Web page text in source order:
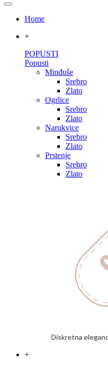
Home
+
POPUSTI
Popusti
Minđuše
Srebro
Zlato
Ogrlice
Srebro
Zlato
Narukvice
Srebro
Zlato
Prstenje
Srebro
Zlato
Diskretna
+